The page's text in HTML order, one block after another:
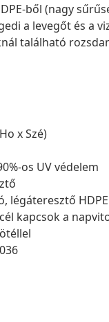
ből (nagy
a levegőt és a
található
x Szé)
os UV védelem
légáteresztő HDPE
kapcsok a